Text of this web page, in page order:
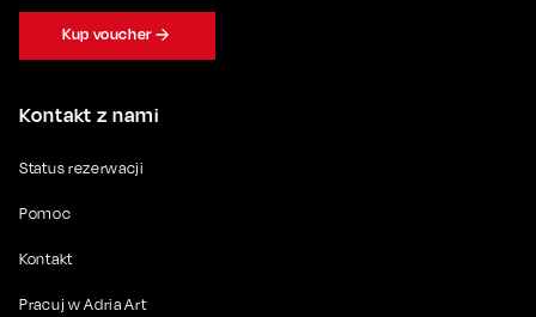
Kontakt z nami
Status rezerwacji
Pomoc
Kontakt
Pracuj w Adria Art
Kup voucher